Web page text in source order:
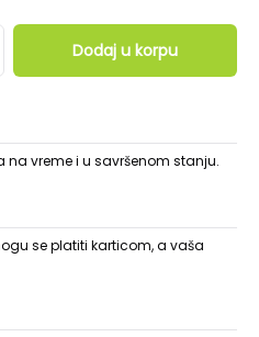
Dodaj u korpu
na vreme i u savršenom stanju.
se platiti karticom, a vaša